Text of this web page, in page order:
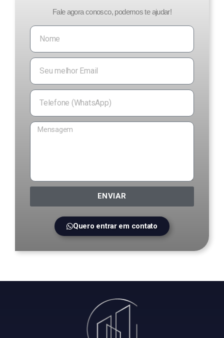
Fale agora conosco, podemos te ajudar!
ENVIAR
Quero entrar em contato